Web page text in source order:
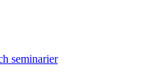
seminarier